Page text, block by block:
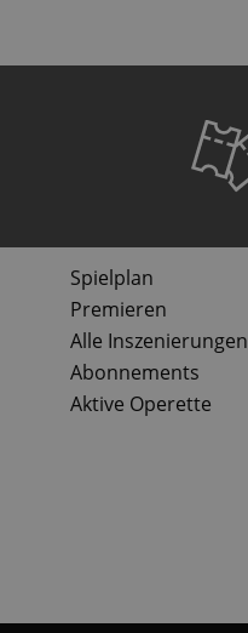
Spielplan
Premieren
Alle Inszenierungen
Abonnements
Aktive Operette